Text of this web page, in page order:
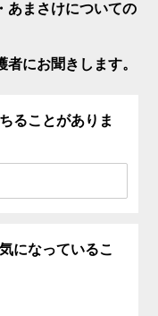
あまさけについての
にお聞きします。
ることがありま
になっているこ